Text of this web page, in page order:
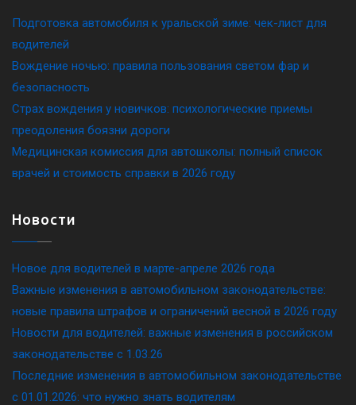
Подготовка автомобиля к уральской зиме: чек-лист для
водителей
Вождение ночью: правила пользования светом фар и
безопасность
Страх вождения у новичков: психологические приемы
преодоления боязни дороги
Медицинская комиссия для автошколы: полный список
врачей и стоимость справки в 2026 году
Новости
Новое для водителей в марте-апреле 2026 года
Важные изменения в автомобильном законодательстве:
новые правила штрафов и ограничений весной в 2026 году
Новости для водителей: важные изменения в российском
законодательстве c 1.03.26
Последние изменения в автомобильном законодательстве
c 01.01.2026: что нужно знать водителям